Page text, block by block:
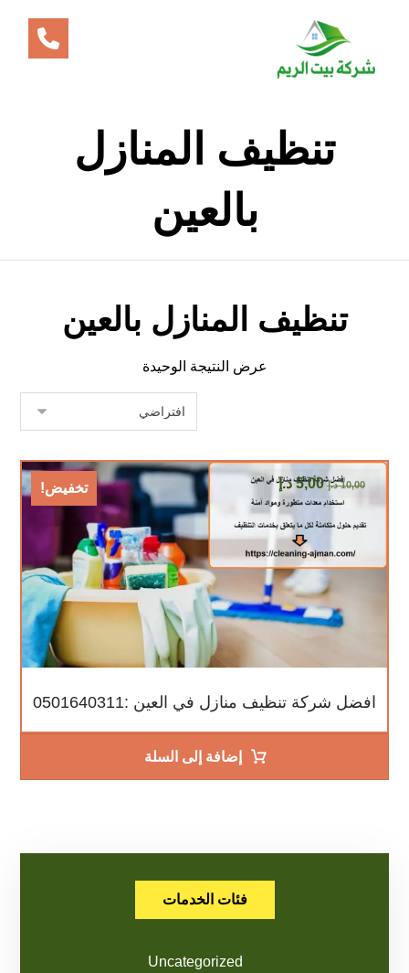
تنظيف المنازل
بالعين
تنظيف المنازل بالعين
عرض النتيجة الوحيدة
تخفيض!
افضل شركة تنظيف منازل في العين :0501640311
10,00 د.إ 5,00 د.إ
إضافة إلى السلة
فئات الخدمات
Uncategorized